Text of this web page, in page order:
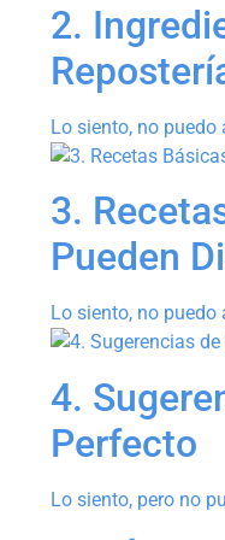
2.
Lo siento, no puedo
3.
Pueden
Lo siento, no puedo
4.
Perfecto
Lo siento, pero no